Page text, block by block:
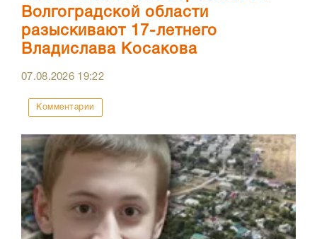
Волгоградской области
разыскивают 17-летнего
Владислава Косакова
07.08.2026 19:22
Комментарии